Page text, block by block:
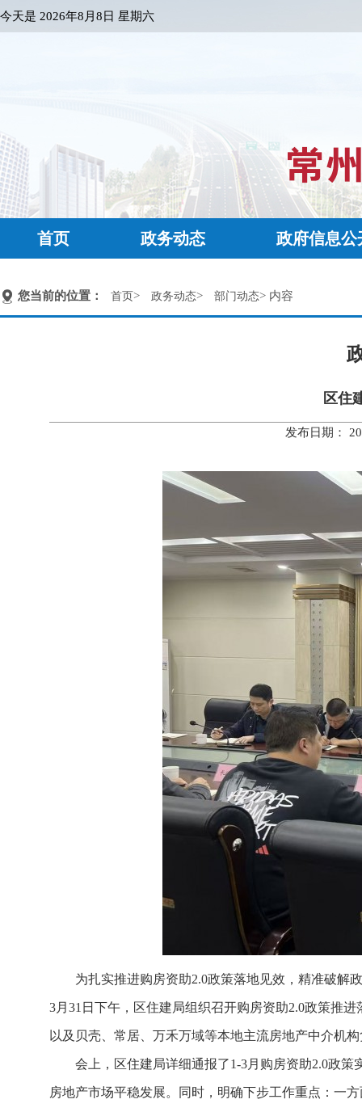
今天是 2026年8月8日 星期六
首页 政务动态 政府信息公
您当前的位置： 首页> 政务动态> 部门动态> 内容
区住
发布日期：
为扎实推进购房资助2.0政策落地见效，精准破解
3月31日下午，区住建局组织召开购房资助2.0政策推
以及贝壳、常居、万禾万域等本地主流房地产中介机
会上，区住建局详细通报了1-3月购房资助2.0政
房地产市场平稳发展。同时，明确下步工作重点：一